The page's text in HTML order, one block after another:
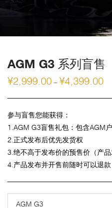
AGM G3 系列盲售
¥2,999.00 – ¥4,399.00
参与盲售您能获得：
1.AGM G3盲售礼包：包含AGM
2.正式发布后优先发货权
3.绝不高于发布价的预售价（产品
4.产品发布并开售前随时可以退款
AGM G3